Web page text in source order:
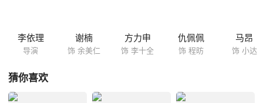
李依理
导演
谢楠
饰 余美仁
方力申
饰 李十全
仇佩佩
饰 程昉
马昂
饰 小达
猜你喜欢